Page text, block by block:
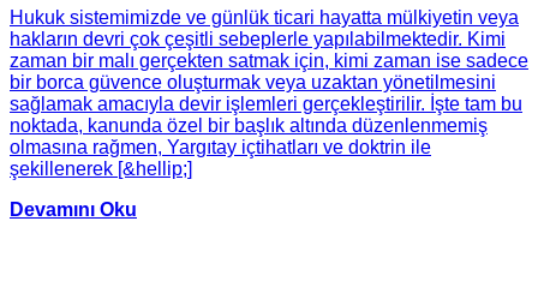
Hukuk sistemimizde ve günlük ticari hayatta mülkiyetin veya
hakların devri çok çeşitli sebeplerle yapılabilmektedir. Kimi
zaman bir malı gerçekten satmak için, kimi zaman ise sadece
bir borca güvence oluşturmak veya uzaktan yönetilmesini
sağlamak amacıyla devir işlemleri gerçekleştirilir. İşte tam bu
noktada, kanunda özel bir başlık altında düzenlenmemiş
olmasına rağmen, Yargıtay içtihatları ve doktrin ile
şekillenerek [&hellip;]
Devamını Oku